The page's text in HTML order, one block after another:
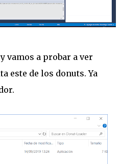
vamos a probar a ver
este de los donuts. Ya